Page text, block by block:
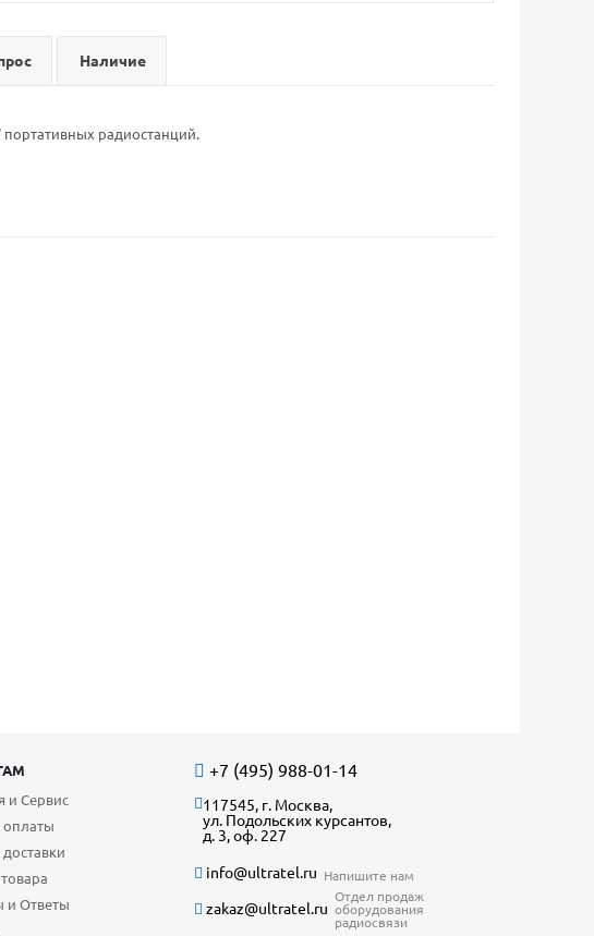
Наличие
портативных радиостанций.
и Сервис
оплаты
и Ответы
+7 (495) 988-01-14
117545, г. Москва,
ул. Подольских курсантов,
д. 3, оф. 227
info@ultratel.ru Напишите нам
zakaz@ultratel.ru
Отдел продаж
оборудования
радиосвязи